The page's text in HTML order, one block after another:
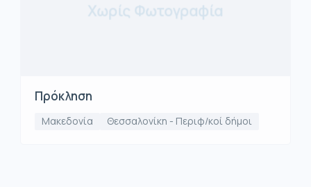
Χωρίς Φωτογραφία
Πρόκληση
Μακεδονία Θεσσαλονίκη - Περιφ/κοί δήμοι